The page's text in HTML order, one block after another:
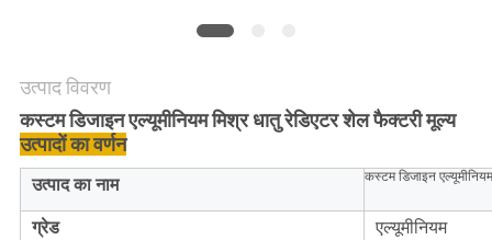
POLICY
उत्पाद विवरण
कस्टम डिजाइन एल्यूमीनियम मिश्र धातु रेडिएटर शेल फैक्टरी मूल्य
उत्पादों का वर्णन
उत्पाद का नाम कस्टम डिजाइन
ग्रेड एल्यूमीनियम